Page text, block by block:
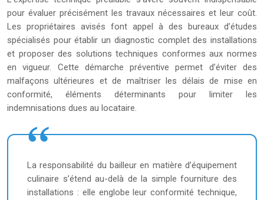
pour évaluer précisément les travaux nécessaires et leur coût.
Les propriétaires avisés font appel à des bureaux d’études
spécialisés pour établir un diagnostic complet des installations
et proposer des solutions techniques conformes aux normes
en vigueur. Cette démarche préventive permet d’éviter des
malfaçons ultérieures et de maîtriser les délais de mise en
conformité, éléments déterminants pour limiter les
indemnisations dues au locataire.
La responsabilité du bailleur en matière d’équipement
culinaire s’étend au-delà de la simple fourniture des
installations : elle englobe leur conformité technique,